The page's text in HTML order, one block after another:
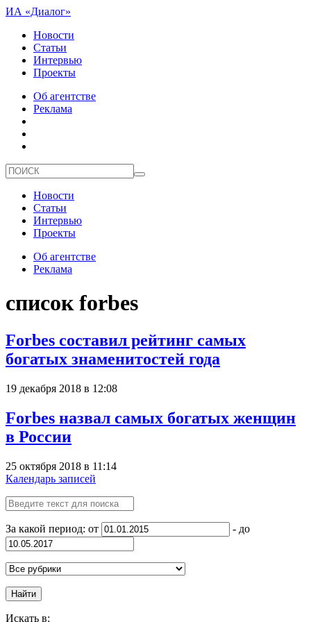
ИА «Диалог»
Новости
Статьи
Интервью
Проекты
Об агентстве
Реклама
Новости
Статьи
Интервью
Проекты
Об агентстве
Реклама
список forbes
Forbes составил рейтинг самых
богатых знаменитостей года
19 декабря 2018 в 12:08
Forbes назвал самых богатых женщин
в России
25 октября 2018 в 11:14
Календарь записей
За какой период: от - до
Найти
Искать в: